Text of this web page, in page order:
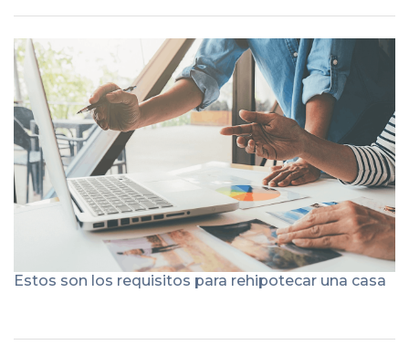
Estos son los requisitos para rehipotecar una casa